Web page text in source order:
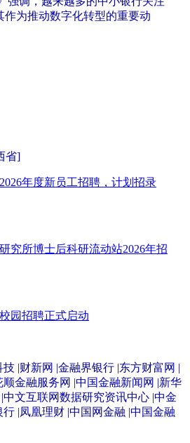
作为推动数字化转型的重要动
省]
年度新员工招聘，计划招录
究所博士后科研流动站2026年招
园招聘正式启动
|财新网 |金融界银行 |东方财富网 |
金融服务网 |中国金融新闻网 |新华
中文互联网数据研究资讯中心 |中金
|凤凰理财 |中国网金融 |中国金融